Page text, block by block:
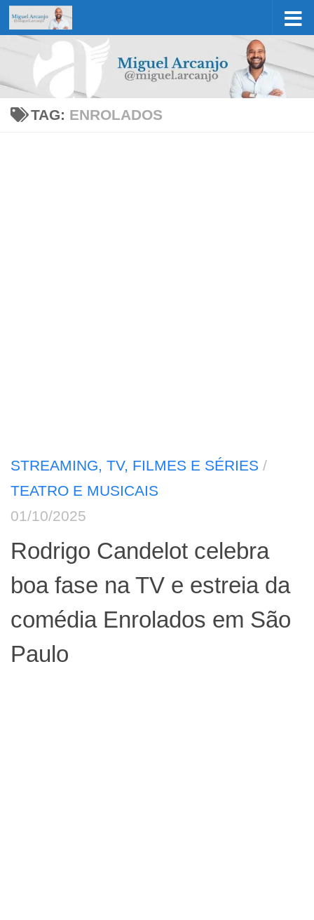
Skip to content
TAG: ENROLADOS
STREAMING, TV, FILMES E SÉRIES /
TEATRO E MUSICAIS
01/10/2025
Rodrigo Candelot celebra
boa fase na TV e estreia da
comédia Enrolados em São
Paulo